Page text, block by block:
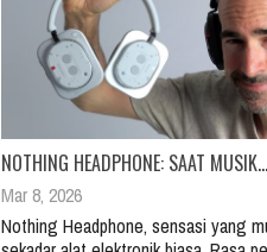
NOTHING HEADPHONE: SAAT MUSIK…
Mar 8, 2026
Nothing Headphone, sensasi yang